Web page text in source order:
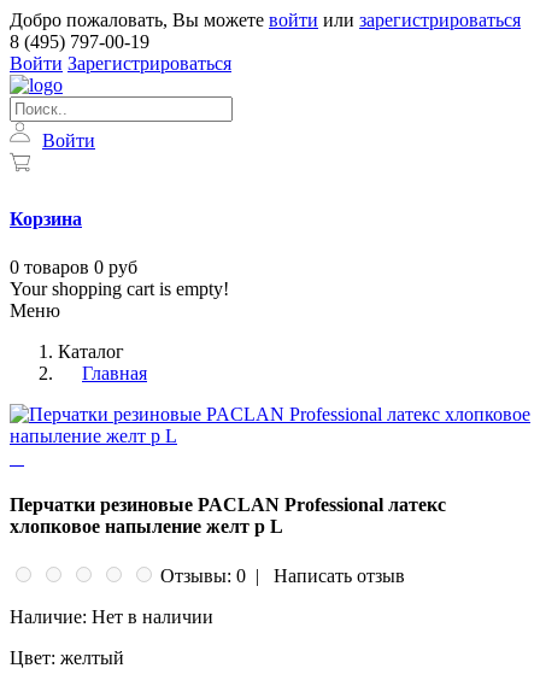
Добро пожаловать, Вы можете войти или зарегистрироваться
8 (495) 797-00-19
Войти Зарегистрироваться
Войти
Корзина
0 товаров 0 руб
Your shopping cart is empty!
Меню
Каталог
Главная
Перчатки резиновые PACLAN Professional латекс
хлопковое напыление желт р L
Отзывы: 0 |
Написать отзыв
Наличие: Нет в наличии
Цвет: желтый